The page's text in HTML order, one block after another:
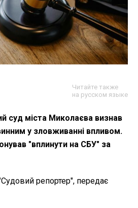
Читайте также
на русском языке
суд міста Миколаєва визнав
у зловживанні впливом.
"вплинути на СБУ" за
репортер", передає